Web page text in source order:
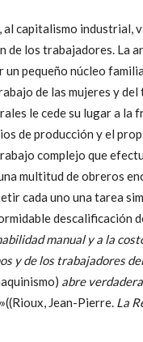
al capitalismo
de los trabajadores. La
pequeño núcleo
de las mujeres y
le cede su lugar a
de producción y el
complejo que
multitud de obreros
cada uno una tarea
descalificación
manual y a la
y de los trabajadores
abre
»((Rioux, Jean-Pierre. La